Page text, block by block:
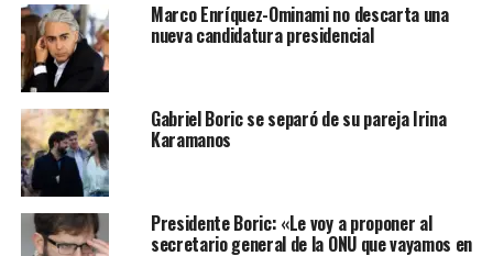
Marco Enríquez-Ominami no descarta una
nueva candidatura presidencial
Gabriel Boric se separó de su pareja Irina
Karamanos
Presidente Boric: «Le voy a proponer al
secretario general de la ONU que vayamos en